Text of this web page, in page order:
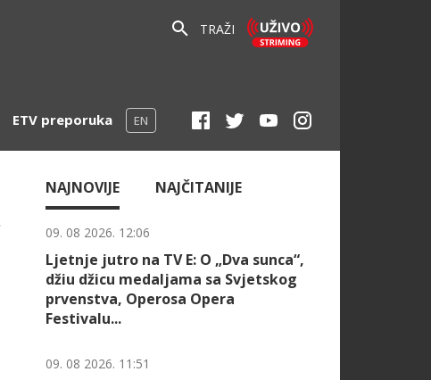
TRAŽI
ETV preporuka EN
NAJNOVIJE NAJČITANIJE
09. 08 2026. 12:06
Ljetnje jutro na TV E: O „Dva sunca“,
džiu džicu medaljama sa Svjetskog
prvenstva, Operosa Opera
Festivalu...
09. 08 2026. 11:51